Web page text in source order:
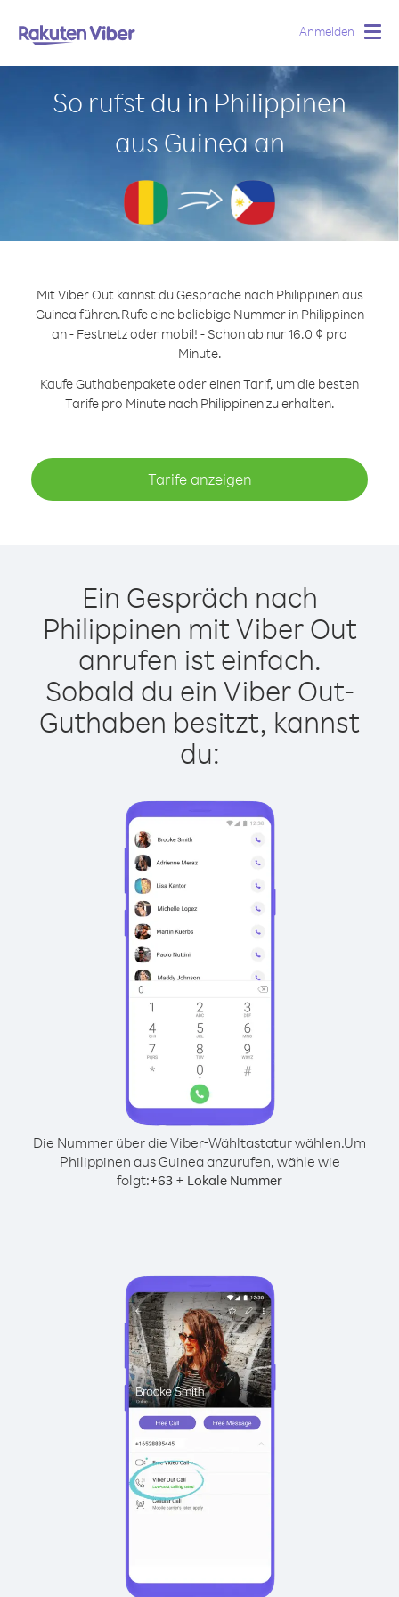
Anmelden
So rufst du in Philippinen
aus Guinea an
Mit Viber Out kannst du Gespräche nach Philippinen aus
Guinea führen.Rufe eine beliebige Nummer in Philippinen
an - Festnetz oder mobil! - Schon ab nur 16.0 ¢ pro
Minute.
Kaufe Guthabenpakete oder einen Tarif, um die besten
Tarife pro Minute nach Philippinen zu erhalten.
Tarife anzeigen
Ein Gespräch nach
Philippinen mit Viber Out
anrufen ist einfach.
Sobald du ein Viber Out-
Guthaben besitzt, kannst
du:
Die Nummer über die Viber-Wähltastatur wählen.Um
Philippinen aus Guinea anzurufen, wähle wie
folgt:+63 + Lokale Nummer